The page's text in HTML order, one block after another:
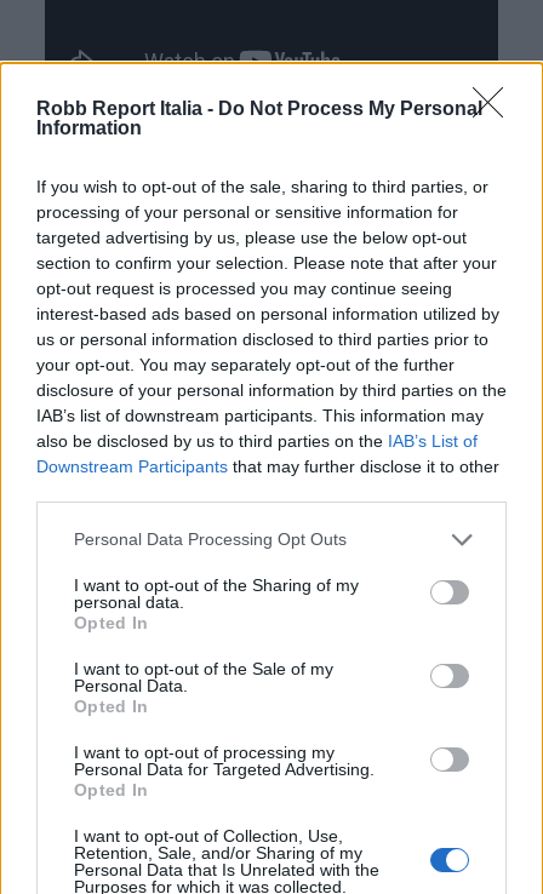
Robb Report Italia - Do Not Process My Personal
Information
If you wish to opt-out of the sale, sharing to third parties, or
processing of your personal or sensitive information for
targeted advertising by us, please use the below opt-out
section to confirm your selection. Please note that after your
opt-out request is processed you may continue seeing
interest-based ads based on personal information utilized by
us or personal information disclosed to third parties prior to
your opt-out. You may separately opt-out of the further
disclosure of your personal information by third parties on the
IAB’s list of downstream participants. This information may
also be disclosed by us to third parties on the IAB’s List of
Downstream Participants that may further disclose it to other
Personal Data Processing Opt Outs
I want to opt-out of the Sharing of my
personal data.
Opted In
I want to opt-out of the Sale of my
Personal Data.
Opted In
I want to opt-out of processing my
Personal Data for Targeted Advertising.
Opted In
I want to opt-out of Collection, Use,
Retention, Sale, and/or Sharing of my
Personal Data that Is Unrelated with the
Purposes for which it was collected.